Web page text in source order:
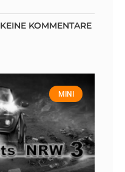
KEINE KOMMENTARE
MINI